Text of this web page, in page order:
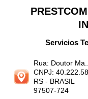
Servicios
Rua: Doutor Ma...
CNPJ:
RS - BRASIL
97507-724